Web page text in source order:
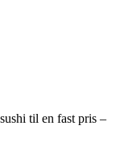
til en fast pris –